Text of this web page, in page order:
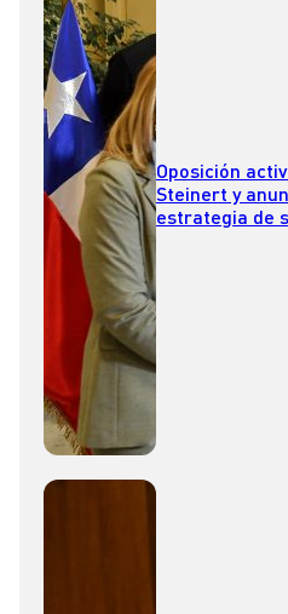
Oposición
Steinert y
estrategia de